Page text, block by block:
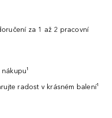
za 1 až 2 pracovní
radost v krásném balení¹